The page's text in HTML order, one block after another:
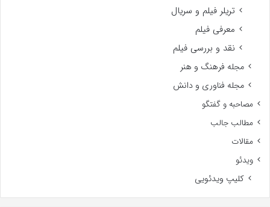
تریلر فیلم و سریال
معرفی فیلم
نقد و بررسی فیلم
مجله فرهنگ و هنر
مجله فناوری و دانش
مصاحبه و گفتگو
مطالب جالب
مقالات
ویدئو
کلیپ ویدئویی